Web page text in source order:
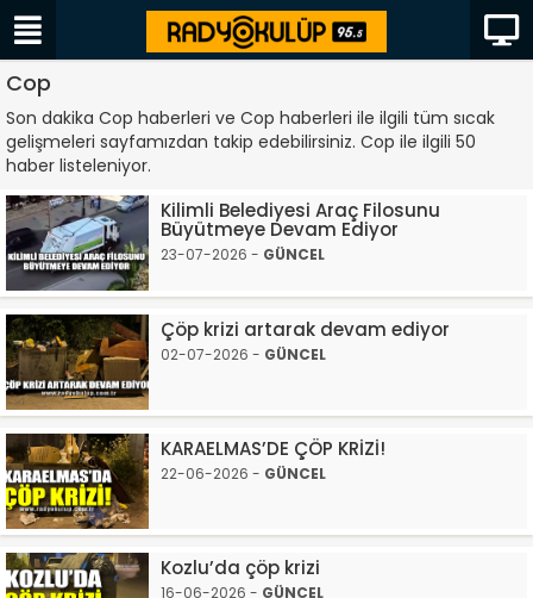
Cop
Son dakika Cop haberleri ve Cop haberleri ile ilgili tüm sıcak
gelişmeleri sayfamızdan takip edebilirsiniz. Cop ile ilgili 50
haber listeleniyor.
Kilimli Belediyesi Araç Filosunu
Büyütmeye Devam Ediyor
23-07-2026 - GÜNCEL
Çöp krizi artarak devam ediyor
02-07-2026 - GÜNCEL
KARAELMAS’DE ÇÖP KRİZİ!
22-06-2026 - GÜNCEL
Kozlu’da çöp krizi
16-06-2026 - GÜNCEL